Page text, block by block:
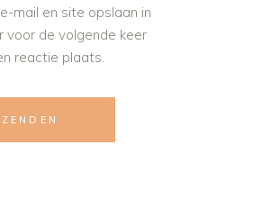
mail en site opslaan in
voor de volgende keer
reactie plaats.